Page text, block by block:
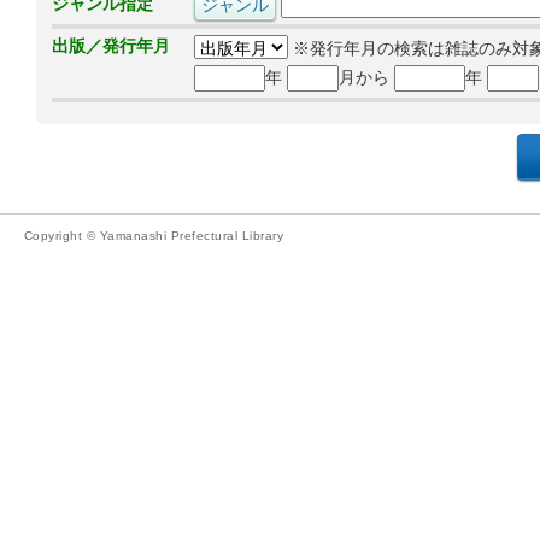
出版／発行年月
※発行年月の検索は雑誌のみ対
年
月から 年
Copyright © Yamanashi Prefectural Library